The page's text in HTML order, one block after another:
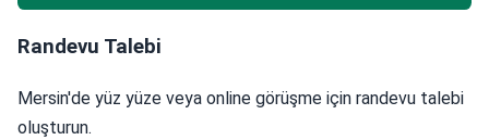
Randevu Talebi
Mersin'de yüz yüze veya online görüşme için randevu talebi
oluşturun.